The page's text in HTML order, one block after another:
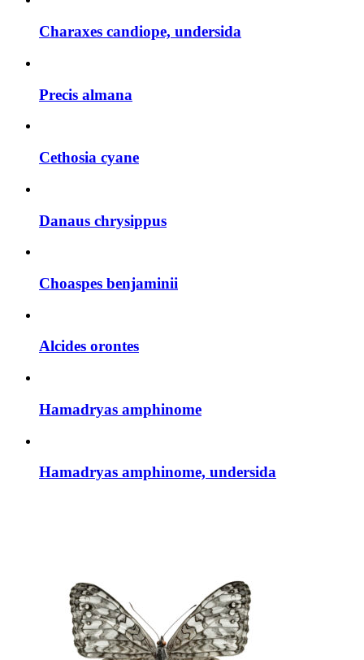
Charaxes candiope, undersida
Precis almana
Cethosia cyane
Danaus chrysippus
Choaspes benjaminii
Alcides orontes
Hamadryas amphinome
Hamadryas amphinome, undersida